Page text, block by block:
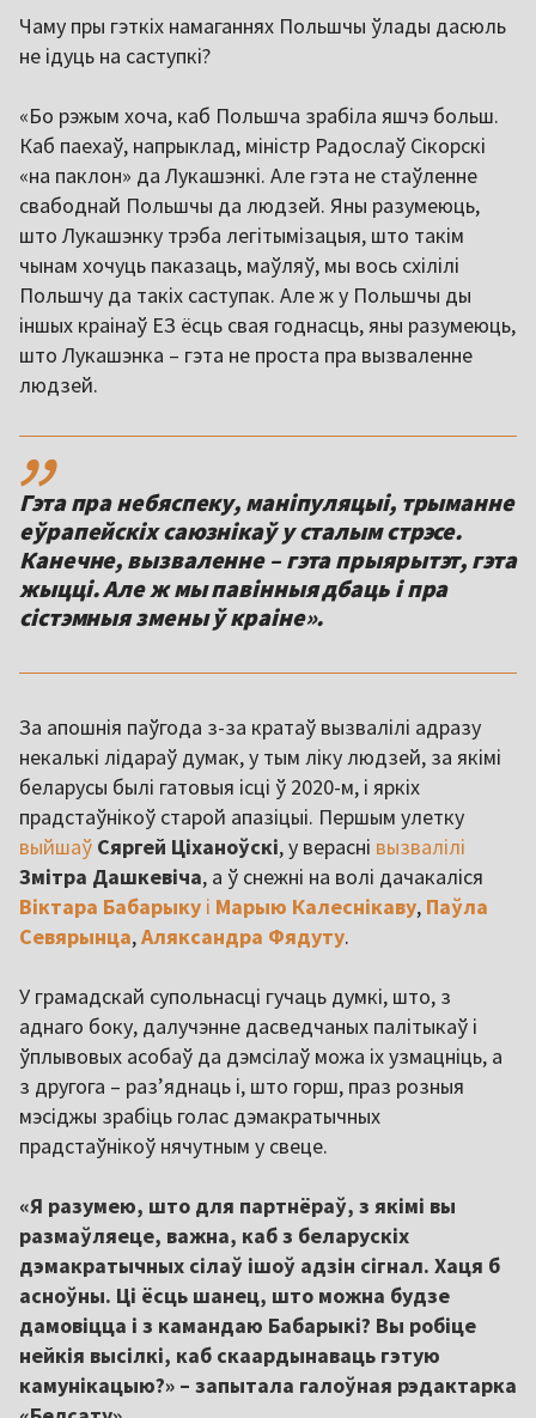
Чаму пры гэткіх намаганнях Польшчы ўлады дасюль
не ідуць на саступкі?
«Бо рэжым хоча, каб Польшча зрабіла яшчэ больш.
Каб паехаў, напрыклад, міністр Радослаў Сікорскі
«на паклон» да Лукашэнкі. Але гэта не стаўленне
свабоднай Польшчы да людзей. Яны разумеюць,
што Лукашэнку трэба легітымізацыя, што такім
чынам хочуць паказаць, маўляў, мы вось схілілі
Польшчу да такіх саступак. Але ж у Польшчы ды
іншых краінаў ЕЗ ёсць свая годнасць, яны разумеюць,
што Лукашэнка – гэта не проста пра вызваленне
людзей.
,,
Гэта пра небяспеку, маніпуляцыі, трыманне
еўрапейскіх саюзнікаў у сталым стрэсе.
Канечне, вызваленне – гэта прыярытэт, гэта
жыцці. Але ж мы павінныя дбаць і пра
сістэмныя змены ў краіне».
За апошнія паўгода з-за кратаў вызвалілі адразу
некалькі лідараў думак, у тым ліку людзей, за якімі
беларусы былі гатовыя ісці ў 2020-м, і яркіх
прадстаўнікоў старой апазіцыі. Першым улетку
выйшаў Сяргей Ціханоўскі, у верасні вызвалілі
Змітра Дашкевіча, а ў снежні на волі дачакаліся
Віктара Бабарыку і Марыю Калеснікаву, Паўла
Севярынца,Аляксандра Фядуту.
У грамадскай супольнасці гучаць думкі, што, з
аднаго боку, далучэнне дасведчаных палітыкаў і
ўплывовых асобаў да дэмсілаў можа іх узмацніць, а
з другога – разʼяднаць і, што горш, праз розныя
мэсіджы зрабіць голас дэмакратычных
прадстаўнікоў нячутным у свеце.
«Я разумею, што для партнёраў, з якімі вы
размаўляеце, важна, каб з беларускіх
дэмакратычных сілаў ішоў адзін сігнал. Хаця б
асноўны. Ці ёсць шанец, што можна будзе
дамовіцца і з камандаю Бабарыкі? Вы робіце
нейкія высілкі, каб скаардынаваць гэтую
камунікацыю?» – запытала галоўная рэдактарка